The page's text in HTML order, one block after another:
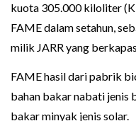
kuota 305.000 kiloliter
FAME dalam setahun,
milik JARR yang
FAME hasil dari pabrik
bahan bakar nabati jenis
bakar minyak jenis solar.